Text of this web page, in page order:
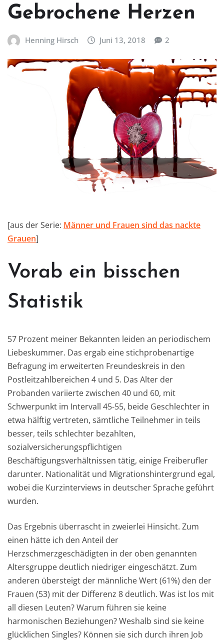
Gebrochene Herzen
Henning Hirsch Juni 13, 2018 2
[aus der Serie: Männer und Frauen sind das nackte
Grauen]
Vorab ein bisschen
Statistik
57 Prozent meiner Bekannten leiden an periodischem
Liebeskummer. Das ergab eine stichprobenartige
Befragung im erweiterten Freundeskreis in den
Postleitzahlbereichen 4 und 5. Das Alter der
Probanden variierte zwischen 40 und 60, mit
Schwerpunkt im Intervall 45-55, beide Geschlechter in
etwa hälftig vertreten, sämtliche Teilnehmer in teils
besser, teils schlechter bezahlten,
sozialversicherungspflichtigen
Beschäftigungsverhältnissen tätig, einige Freiberufler
darunter. Nationalität und Migrationshintergrund egal,
wobei die Kurzinterviews in deutscher Sprache geführt
wurden.
Das Ergebnis überrascht in zweierlei Hinsicht. Zum
einen hätte ich den Anteil der
Herzschmerzgeschädigten in der oben genannten
Altersgruppe deutlich niedriger eingeschätzt. Zum
anderen übersteigt der männliche Wert (61%) den der
Frauen (53) mit der Differenz 8 deutlich. Was ist los mit
all diesen Leuten? Warum führen sie keine
harmonischen Beziehungen? Weshalb sind sie keine
glücklichen Singles? Können sie sich durch ihren Job